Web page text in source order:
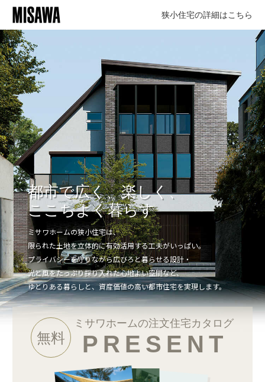
狭小住宅の詳細はこちら
都市で広く、楽しく、
ここちよく暮らす
ミサワホームの狭小住宅は、
限られた土地を立体的に有効活用する工夫がいっぱい。
プライバシーを守りながら広びろと暮らせる設計・
光と風をたっぷり採り入れた心地よい空間など、
ゆとりある暮らしと、資産価値の高い都市住宅を実現します。
無料
ミサワホームの注文住宅カタログ
PRESENT